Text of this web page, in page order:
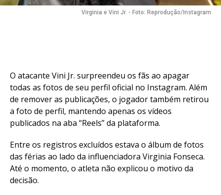
Virginia e Vini Jr. - Foto: Reprodução/Instagram
O atacante Vini Jr. surpreendeu os fãs ao apagar
todas as fotos de seu perfil oficial no Instagram. Além
de remover as publicações, o jogador também retirou
a foto de perfil, mantendo apenas os vídeos
publicados na aba “Reels” da plataforma.
Entre os registros excluídos estava o álbum de fotos
das férias ao lado da influenciadora Virginia Fonseca.
Até o momento, o atleta não explicou o motivo da
decisão.